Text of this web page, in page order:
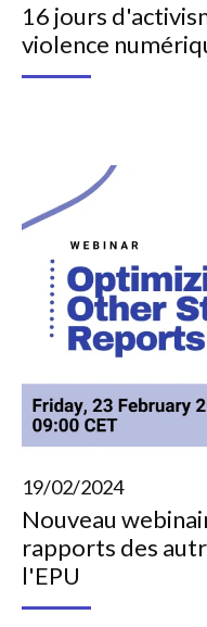
16 jours
violence
19/02/2024
Nouveau
rapports des
l'EPU